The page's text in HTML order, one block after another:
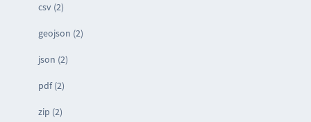
csv (2)
geojson (2)
json (2)
pdf (2)
zip (2)